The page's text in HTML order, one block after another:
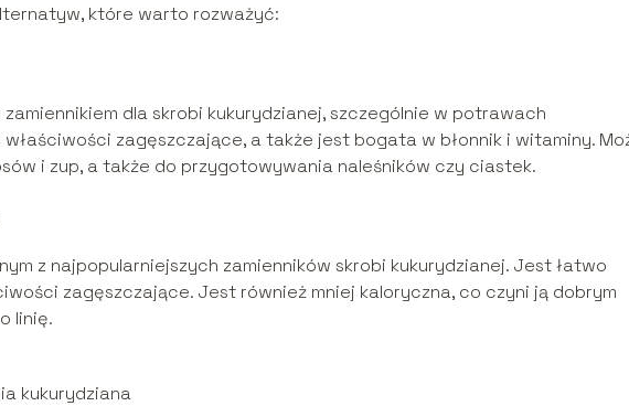
które warto rozważyć:
dla skrobi kukurydzianej, szczególnie w potrawach
zagęszczające, a także jest bogata w błonnik i witaminy.
i zup, a także do przygotowywania naleśników czy ciastek.
z najpopularniejszych zamienników skrobi kukurydzianej. Jest łatwo
zagęszczające. Jest również mniej kaloryczna, co czyni ją dobrym
linię.
kukurydziana